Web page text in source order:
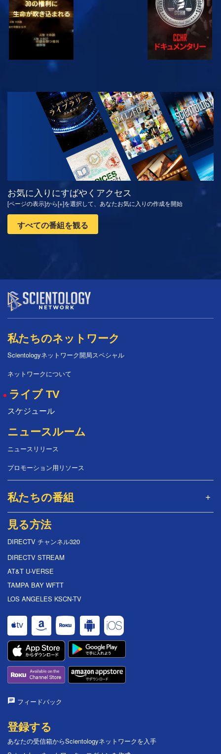
観る シリーズを探求
お気に入りにすばやくアクセス
[ページの表示]から[+]を選択して、あなたお気に入りの作成を開始
すべての番組を観る
私たちのネットワーク
Scientologyネットワーク開局スペシャル
ネットワークについて
ライブ TV
スケジュール
ニュースルーム
ニュースリリース
プロモーション用リソース
私たちの番組
見る方法
DIRECTV チャンネル320
DIRECTV STREAM
AT&T U-VERSE
TAMPA BAY WFTT
LOS ANGELES KSCN-TV
フィードバック
登録する
あなたの受信箱からScientologyネットワークを入手